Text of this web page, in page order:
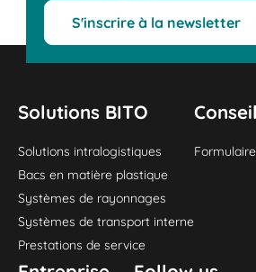
S'inscrire à la newsletter
Solutions BITO
Solutions intralogistiques
Bacs en matière plastique
Systèmes de rayonnages
Systèmes de transport interne
Prestations de service